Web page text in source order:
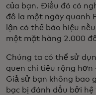
của bạn. Điều đó có
đô la một ngày quanh
lận có thể báo hiệu
một mặt hàng 2.000
Chúng ta có thể sử
quen chi tiêu rộng hơn
Giả sử bạn không bao
bạc bị đánh dấu bởi